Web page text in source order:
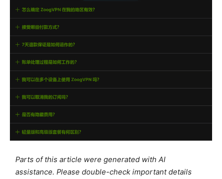
Parts of this article were generated with AI
assistance. Please double-check important details